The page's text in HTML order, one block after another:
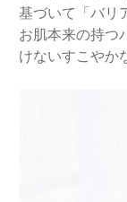
基づいて「バリ
お肌本来の持つ
けないすこやか